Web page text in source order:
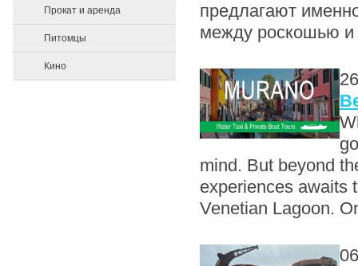
Прокат и аренда
Питомцы
Кино
предлагают
между роскошью
mind. But beyond
experiences awaits
Venetian Lagoon.